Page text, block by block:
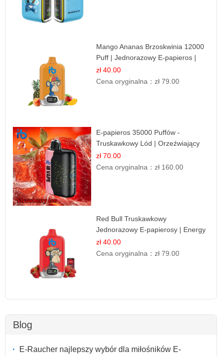
Mango Ananas Brzoskwinia 12000
Puff | Jednorazowy E-papieros |
Tropikalny Smak
zł 40.00
Cena oryginalna：zł 79.00
E-papieros 35000 Puffów -
Truskawkowy Lód | Orzeźwiający
Smak
zł 70.00
Cena oryginalna：zł 160.00
Red Bull Truskawkowy
Jednorazowy E-papierosy | Energy
Drink Smak
zł 40.00
Cena oryginalna：zł 79.00
Blog
E-Raucher najlepszy wybór dla miłośników E-